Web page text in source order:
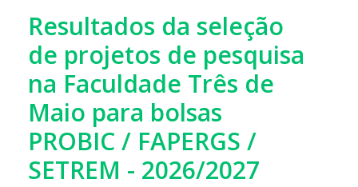
Resultados da seleção
de projetos de pesquisa
na Faculdade Três de
Maio para bolsas
PROBIC / FAPERGS /
SETREM - 2026/2027